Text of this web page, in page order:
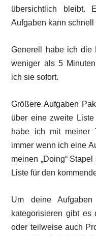
übersichtlich bleibt.
Aufgaben kann
Generell habe ich die
weniger als 5
ich sie sofort.
Größere Aufgaben
über eine zweite
habe ich mit meiner
immer wenn ich eine
meinen „Doing“
Liste für den
Um deine
kategorisieren gibt es
oder teilweise auch